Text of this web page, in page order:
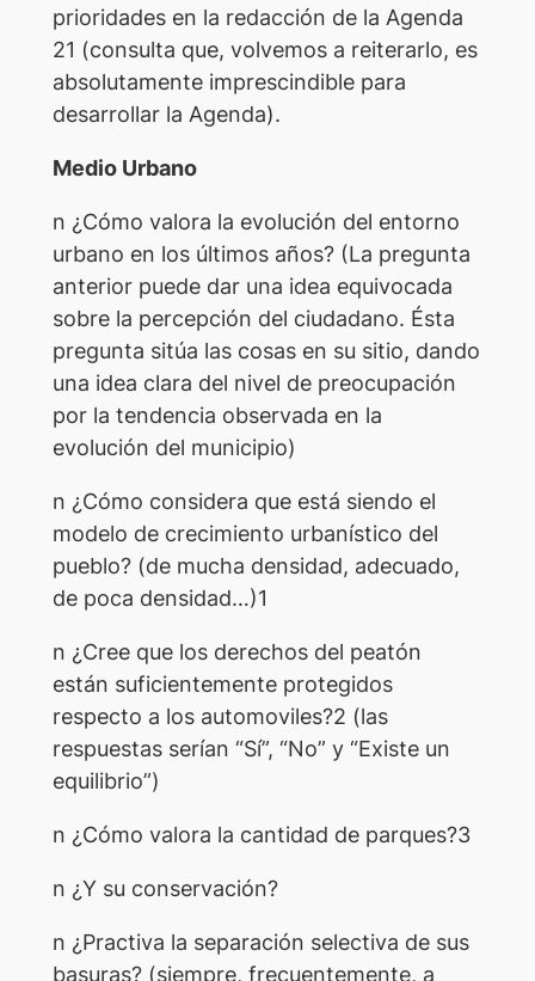
prioridades en la redacción de la Agenda
21 (consulta que, volvemos a reiterarlo, es
absolutamente imprescindible para
desarrollar la Agenda).
Medio Urbano
n ¿Cómo valora la evolución del entorno
urbano en los últimos años? (La pregunta
anterior puede dar una idea equivocada
sobre la percepción del ciudadano. Ésta
pregunta sitúa las cosas en su sitio, dando
una idea clara del nivel de preocupación
por la tendencia observada en la
evolución del municipio)
n ¿Cómo considera que está siendo el
modelo de crecimiento urbanístico del
pueblo? (de mucha densidad, adecuado,
de poca densidad…)1
n ¿Cree que los derechos del peatón
están suficientemente protegidos
respecto a los automoviles?2 (las
respuestas serían “Sí”, “No” y “Existe un
equilibrio”)
n ¿Cómo valora la cantidad de parques?3
n ¿Y su conservación?
n ¿Practiva la separación selectiva de sus
basuras? (siempre, frecuentemente, a